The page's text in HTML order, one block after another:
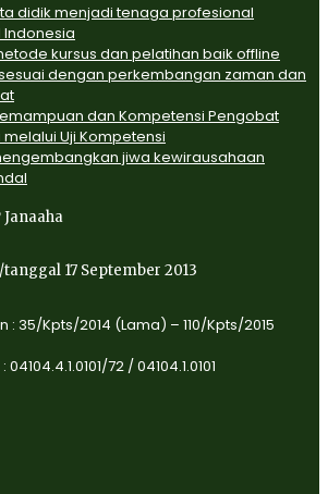
didik menjadi tenaga profesional
kursus dan pelatihan baik offline
dengan perkembangan zaman dan
dan Kompetensi Pengobat
Uji Kompetensi
jiwa kewirausahaan
17 September 2013
: 35/Kpts/2014 (Lama) – 110/Kpts/2015
72 / 04104.1.0101